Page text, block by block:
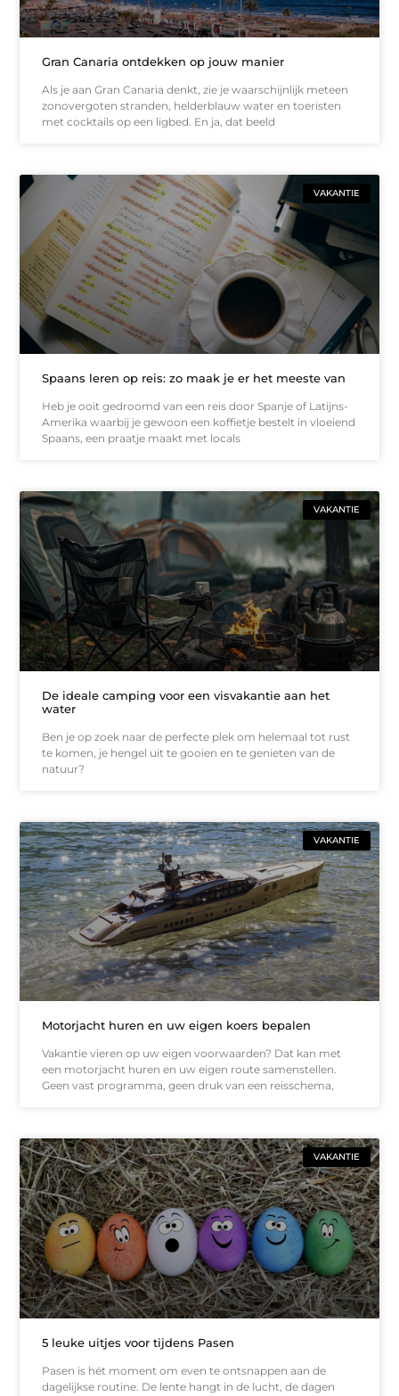
Gran Canaria ontdekken op jouw manier
Als je aan Gran Canaria denkt, zie je waarschijnlijk meteen
zonovergoten stranden, helderblauw water en toeristen
met cocktails op een ligbed. En ja, dat beeld
VAKANTIE
Spaans leren op reis: zo maak je er het meeste van
Heb je ooit gedroomd van een reis door Spanje of Latijns-
Amerika waarbij je gewoon een koffietje bestelt in vloeiend
Spaans, een praatje maakt met locals
VAKANTIE
De ideale camping voor een visvakantie aan het
water
Ben je op zoek naar de perfecte plek om helemaal tot rust
te komen, je hengel uit te gooien en te genieten van de
natuur?
VAKANTIE
Motorjacht huren en uw eigen koers bepalen
Vakantie vieren op uw eigen voorwaarden? Dat kan met
een motorjacht huren en uw eigen route samenstellen.
Geen vast programma, geen druk van een reisschema,
VAKANTIE
5 leuke uitjes voor tijdens Pasen
Pasen is hét moment om even te ontsnappen aan de
dagelijkse routine. De lente hangt in de lucht, de dagen